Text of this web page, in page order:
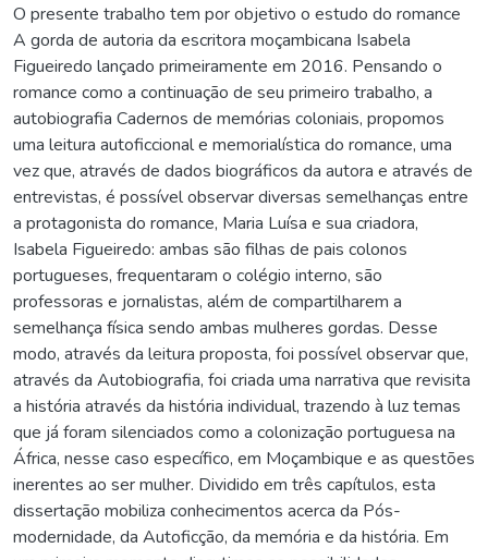
O presente trabalho tem por objetivo o estudo do romance
A gorda de autoria da escritora moçambicana Isabela
Figueiredo lançado primeiramente em 2016. Pensando o
romance como a continuação de seu primeiro trabalho, a
autobiografia Cadernos de memórias coloniais, propomos
uma leitura autoficcional e memorialística do romance, uma
vez que, através de dados biográficos da autora e através de
entrevistas, é possível observar diversas semelhanças entre
a protagonista do romance, Maria Luísa e sua criadora,
Isabela Figueiredo: ambas são filhas de pais colonos
portugueses, frequentaram o colégio interno, são
professoras e jornalistas, além de compartilharem a
semelhança física sendo ambas mulheres gordas. Desse
modo, através da leitura proposta, foi possível observar que,
através da Autobiografia, foi criada uma narrativa que revisita
a história através da história individual, trazendo à luz temas
que já foram silenciados como a colonização portuguesa na
África, nesse caso específico, em Moçambique e as questões
inerentes ao ser mulher. Dividido em três capítulos, esta
dissertação mobiliza conhecimentos acerca da Pós-
modernidade, da Autoficção, da memória e da história. Em